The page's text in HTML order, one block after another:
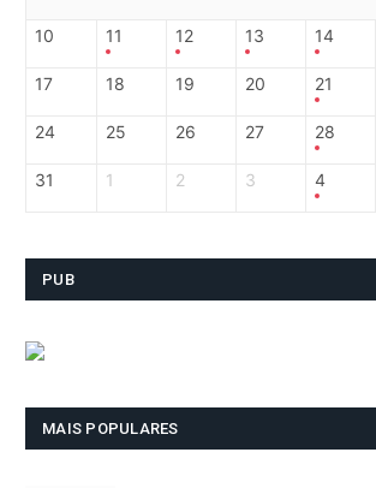
10 11 12 13 14
17 18 19 20 21
24 25 26 27 28
31 1 2 3 4
PUB
MAIS POPULARES